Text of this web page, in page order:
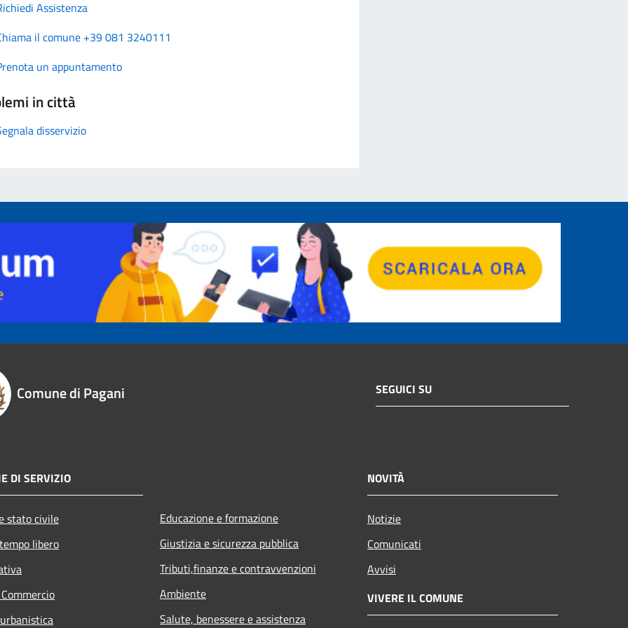
Assistenza
il comune +39 081 3240111
un appuntamento
in città
disservizio
Comune di Pagani SEGUICI SU
DI SERVIZIO
stato civile
libero
Educazione e formazione
Giustizia e sicurezza pubblica
Tributi,finanze e contravvenzioni
Ambiente
Salute, benessere e assistenza
NOVITÀ
Notizie
Comunicati
Avvisi
VIVERE IL COMUNE